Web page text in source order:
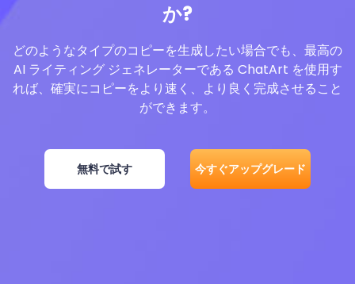
か?
どのようなタイプのコピーを生成したい場合でも、最高の
AI ライティング ジェネレーターである ChatArt を使用す
れば、確実にコピーをより速く、より良く完成させること
ができます。
無料で試す 今すぐアップグレード